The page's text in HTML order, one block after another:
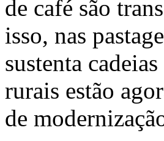
de café são
isso, nas
sustenta
rurais estão
de